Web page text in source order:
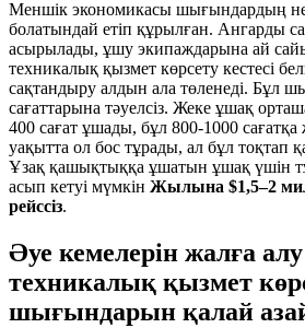
Меншік экономикасы шығындардың
болатындай етіп құрылған. Ангарды
асырылады, ұшу экипаждарына ай
техникалық қызмет көрсету кестесі
сақтандыру алдын ала төленеді. Бұл
сағаттарына тәуелсіз. Жеке ұшақ
400 сағат ұшады, бұл 800-1000 сағатқа
уақытта ол бос тұрады, ал бұл тоқтап
Ұзақ қашықтыққа ұшатын ұшақ үшін
асып кетуі мүмкін Жылына $1,5–2
рейссіз.
Әуе кемелерін жалға
техникалық қызмет
шығындарын қалай